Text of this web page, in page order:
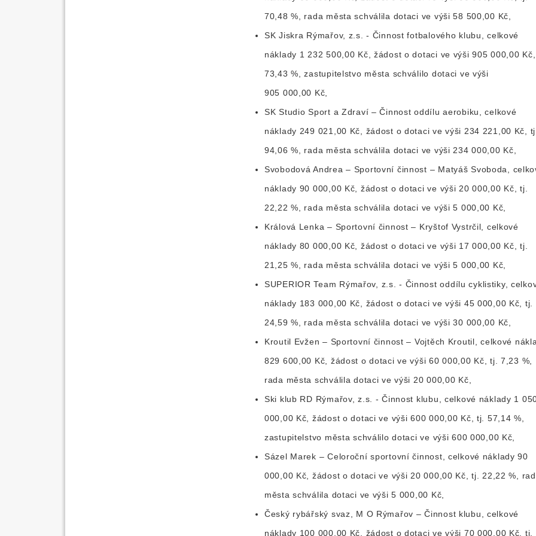
70,48 %, rada města schválila dotaci ve výši 58 500,00 Kč,
SK Jiskra Rýmařov, z.s. - Činnost fotbalového klubu, celkové
náklady 1 232 500,00 Kč, žádost o dotaci ve výši 905 000,00 Kč,
73,43 %, zastupitelstvo města schválilo dotaci ve výši
905 000,00 Kč,
SK Studio Sport a Zdraví – Činnost oddílu aerobiku, celkové
náklady 249 021,00 Kč, žádost o dotaci ve výši 234 221,00 Kč, tj.
94,06 %, rada města schválila dotaci ve výši 234 000,00 Kč,
Svobodová Andrea – Sportovní činnost – Matyáš Svoboda,
náklady 90 000,00 Kč, žádost o dotaci ve výši 20 000,00 Kč, tj.
22,22 %, rada města schválila dotaci ve výši 5 000,00 Kč,
Králová Lenka – Sportovní činnost – Kryštof Vystrčil, celkové
náklady 80 000,00 Kč, žádost o dotaci ve výši 17 000,00 Kč, tj.
21,25 %, rada města schválila dotaci ve výši 5 000,00 Kč,
SUPERIOR Team Rýmařov, z.s. - Činnost oddílu cyklistiky,
náklady 183 000,00 Kč, žádost o dotaci ve výši 45 000,00 Kč, tj.
24,59 %, rada města schválila dotaci ve výši 30 000,00 Kč,
Kroutil Evžen – Sportovní činnost – Vojtěch Kroutil, celkové
829 600,00 Kč, žádost o dotaci ve výši 60 000,00 Kč, tj. 7,23 %,
rada města schválila dotaci ve výši 20 000,00 Kč,
Ski klub RD Rýmařov, z.s. - Činnost klubu, celkové náklady 1
000,00 Kč, žádost o dotaci ve výši 600 000,00 Kč, tj. 57,14 %,
zastupitelstvo města schválilo dotaci ve výši 600 000,00 Kč,
Sázel Marek – Celoroční sportovní činnost, celkové náklady 90
000,00 Kč, žádost o dotaci ve výši 20 000,00 Kč, tj. 22,22 %,
města schválila dotaci ve výši 5 000,00 Kč,
Český rybářský svaz, M O Rýmařov – Činnost klubu, celkové
náklady 100 000,00 Kč, žádost o dotaci ve výši 70 000,00 Kč, tj.